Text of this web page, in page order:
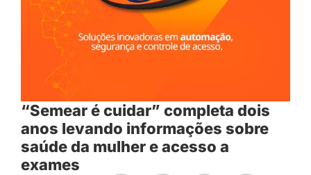
“Semear é cuidar” completa dois
anos levando informações sobre
saúde da mulher e acesso a
exames